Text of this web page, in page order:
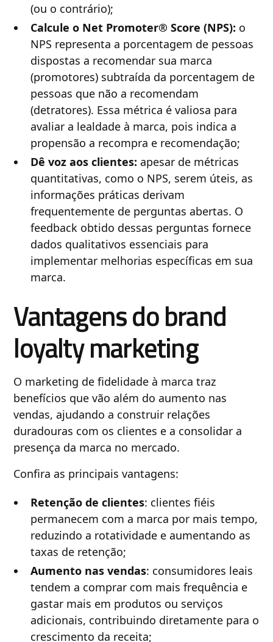
(ou o contrário);
Calcule o Net Promoter® Score (NPS): o
NPS representa a porcentagem de pessoas
dispostas a recomendar sua marca
(promotores) subtraída da porcentagem de
pessoas que não a recomendam
(detratores). Essa métrica é valiosa para
avaliar a lealdade à marca, pois indica a
propensão a recompra e recomendação;
Dê voz aos clientes:apesar de métricas
quantitativas, como o NPS, serem úteis, as
informações práticas derivam
frequentemente de perguntas abertas. O
feedback obtido dessas perguntas fornece
dados qualitativos essenciais para
implementar melhorias específicas em sua
marca.
Vantagens do brand
loyalty marketing
O marketing de fidelidade à marca traz
benefícios que vão além do aumento nas
vendas, ajudando a construir relações
duradouras com os clientes e a consolidar a
presença da marca no mercado.
Confira as principais vantagens:
Retenção de clientes: clientes fiéis
permanecem com a marca por mais tempo,
reduzindo a rotatividade e aumentando as
taxas de retenção;
Aumento nas vendas: consumidores leais
tendem a comprar com mais frequência e
gastar mais em produtos ou serviços
adicionais, contribuindo diretamente para o
crescimento da receita;